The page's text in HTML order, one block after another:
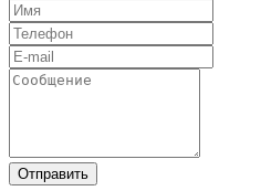
Отправить